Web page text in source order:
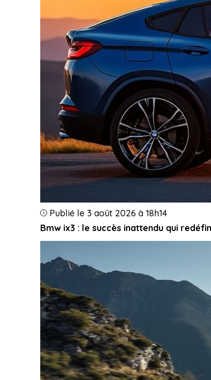
Bmw ix3 : le succès inattendu qui
Publié le 3 août 2026 à 18h14